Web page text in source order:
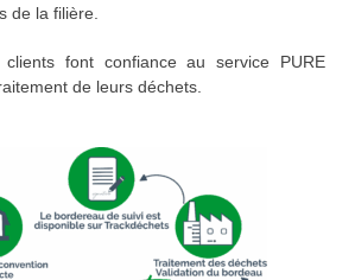
de la filière.
font confiance au service PURE
de leurs déchets.